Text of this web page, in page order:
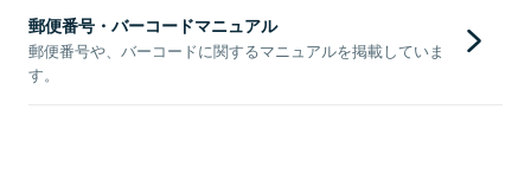
郵便番号・バーコードマニュアル
郵便番号や、バーコードに関するマニュアルを掲載していま
す。